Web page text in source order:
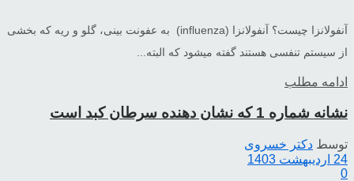
آنفولانزا چیست؟ آنفولانزا (influenza) به عفونت بینی، گلو و ریه که بخشی
از سیستم تنفسی هستند گفته میشود که البته...
ادامه مطلب
نشانه شماره 1 که نشان دهنده سرطان کبد است
توسط دکتر خسروی
24 اردیبهشت 1403
0